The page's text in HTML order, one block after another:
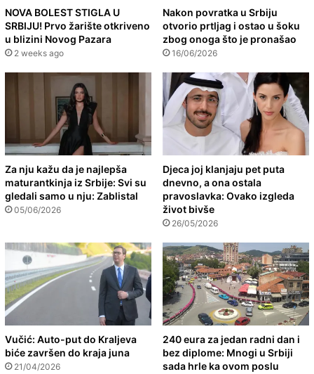
NOVA BOLEST STIGLA U
SRBIJU! Prvo žarište otkriveno
u blizini Novog Pazara
2 weeks ago
Nakon povratka u Srbiju
otvorio prtljag i ostao u šoku
zbog onoga što je pronašao
16/06/2026
Za nju kažu da je najlepša
maturantkinja iz Srbije: Svi su
gledali samo u nju: Zablistal
05/06/2026
Djeca joj klanjaju pet puta
dnevno, a ona ostala
pravoslavka: Ovako izgleda
život bivše
26/05/2026
Vučić: Auto-put do Kraljeva
biće završen do kraja juna
21/04/2026
240 eura za jedan radni dan i
bez diplome: Mnogi u Srbiji
sada hrle ka ovom poslu